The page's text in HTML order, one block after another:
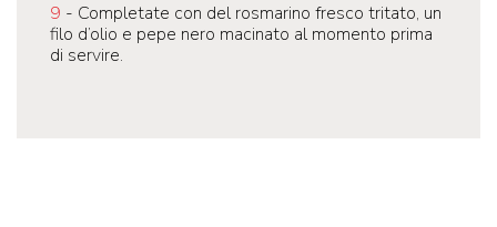
9 - Completate con del rosmarino fresco tritato, un
filo d’olio e pepe nero macinato al momento prima
di servire.